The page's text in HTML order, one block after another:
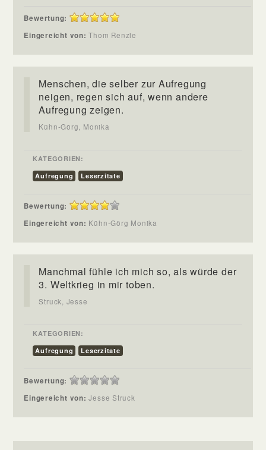
Bewertung:
Eingereicht von:Thom Renzie
Menschen, die selber zur Aufregung
neigen, regen sich auf, wenn andere
Aufregung zeigen.
Kühn-Görg, Monika
KATEGORIEN:
Aufregung
Leserzitate
Bewertung:
Eingereicht von: Kühn-Görg Monika
Manchmal fühle ich mich so, als würde der
3. Weltkrieg in mir toben.
Struck, Jesse
KATEGORIEN:
Aufregung
Leserzitate
Bewertung:
Eingereicht von:Jesse Struck